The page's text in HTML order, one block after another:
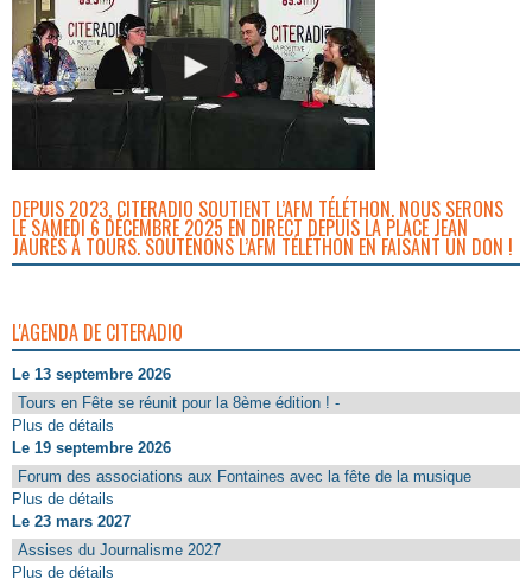
DEPUIS 2023, CITERADIO SOUTIENT L’AFM TÉLÉTHON. NOUS SERONS
LE SAMEDI 6 DÉCEMBRE 2025 EN DIRECT DEPUIS LA PLACE JEAN
JAURÈS À TOURS. SOUTENONS L’AFM TÉLÉTHON EN FAISANT UN DON !
L'AGENDA DE CITERADIO
Le 13 septembre 2026
Tours en Fête se réunit pour la 8ème édition ! -
Plus de détails
Le 19 septembre 2026
Forum des associations aux Fontaines avec la fête de la musique
Plus de détails
Le 23 mars 2027
Assises du Journalisme 2027
Plus de détails